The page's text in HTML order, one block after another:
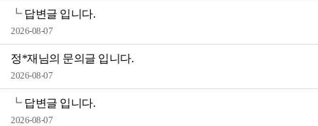
┗ 답변글 입니다.
2026-08-07
정*재님의 문의글 입니다.
2026-08-07
┗ 답변글 입니다.
2026-08-07